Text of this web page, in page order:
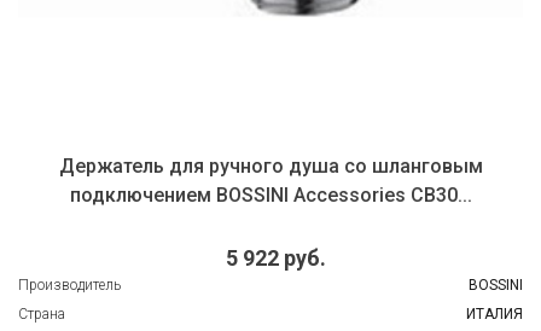
Держатель для ручного душа cо шланговым
подключением BOSSINI Accessories CB30...
5 922 руб.
Производитель
BOSSINI
Страна
ИТАЛИЯ